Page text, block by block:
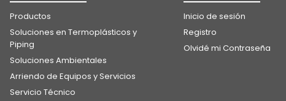
Productos
Soluciones en Termoplásticos y
Piping
Soluciones Ambientales
Arriendo de Equipos y Servicios
Servicio Técnico
Inicio de sesión
Registro
Olvidé mi Contraseña